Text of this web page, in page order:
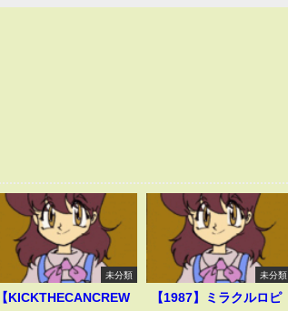
未分類
【KICKTHECANCREW
未分類
【1987】ミラクルロピ